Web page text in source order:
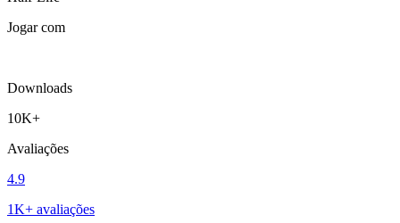
Jogar com
Downloads
10K+
Avaliações
4.9
1K+ avaliações